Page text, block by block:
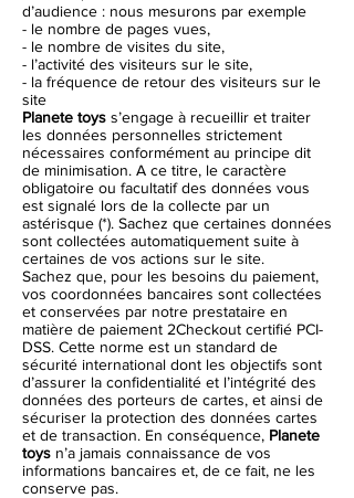
d’audience : nous mesurons par exemple
- le nombre de pages vues,
- le nombre de visites du site,
- l’activité des visiteurs sur le site,
- la fréquence de retour des visiteurs sur le
site
Planete toys s’engage à recueillir et traiter
les données personnelles strictement
nécessaires conformément au principe dit
de minimisation. A ce titre, le caractère
obligatoire ou facultatif des données vous
est signalé lors de la collecte par un
astérisque (*). Sachez que certaines données
sont collectées automatiquement suite à
certaines de vos actions sur le site.
Sachez que, pour les besoins du paiement,
vos coordonnées bancaires sont collectées
et conservées par notre prestataire en
matière de paiement 2Checkout certifié PCI-
DSS. Cette norme est un standard de
sécurité international dont les objectifs sont
d’assurer la confidentialité et l’intégrité des
données des porteurs de cartes, et ainsi de
sécuriser la protection des données cartes
et de transaction. En conséquence, Planete
toys n’a jamais connaissance de vos
informations bancaires et, de ce fait, ne les
conserve pas.